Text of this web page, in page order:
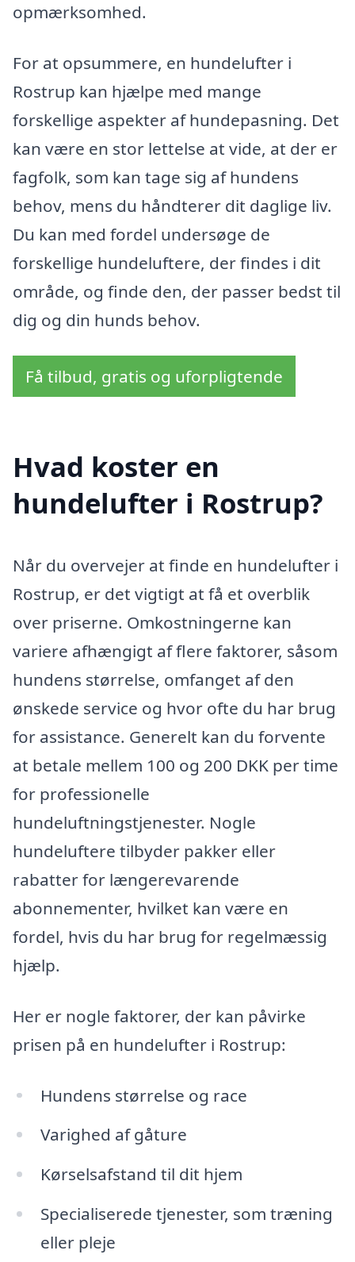
opmærksomhed.
For at opsummere, en hundelufter i
Rostrup kan hjælpe med mange
forskellige aspekter af hundepasning. Det
kan være en stor lettelse at vide, at der er
fagfolk, som kan tage sig af hundens
behov, mens du håndterer dit daglige liv.
Du kan med fordel undersøge de
forskellige hundeluftere, der findes i dit
område, og finde den, der passer bedst til
dig og din hunds behov.
Få tilbud, gratis og uforpligtende
Hvad koster en
hundelufter i Rostrup?
Når du overvejer at finde en hundelufter i
Rostrup, er det vigtigt at få et overblik
over priserne. Omkostningerne kan
variere afhængigt af flere faktorer, såsom
hundens størrelse, omfanget af den
ønskede service og hvor ofte du har brug
for assistance. Generelt kan du forvente
at betale mellem 100 og 200 DKK per time
for professionelle
hundeluftningstjenester. Nogle
hundeluftere tilbyder pakker eller
rabatter for længerevarende
abonnementer, hvilket kan være en
fordel, hvis du har brug for regelmæssig
hjælp.
Her er nogle faktorer, der kan påvirke
prisen på en hundelufter i Rostrup:
Hundens størrelse og race
Varighed af gåture
Kørselsafstand til dit hjem
Specialiserede tjenester, som træning
eller pleje